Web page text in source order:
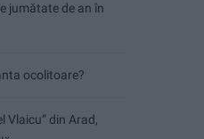
jumătate de an în
ocolitoare?
Vlaicu” din Arad,